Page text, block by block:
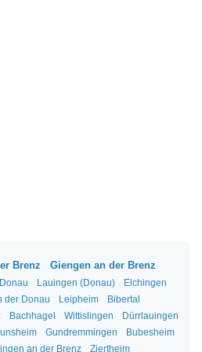
Brenz Giengen an der Brenz
Lauingen (Donau)
Elchingen
der Donau Leipheim
Bibertal
Bachhagel Wittislingen
Dürrlauingen
Gundremmingen
Bubesheim
an der Brenz Ziertheim